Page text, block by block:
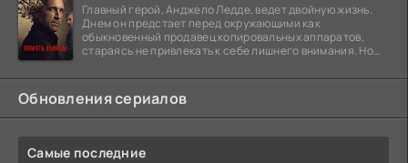
Главный герой, Анджело Ледде, ведет двойную жизнь.
Днем он предстает перед окружающими как
обыкновенный продавец копировальных аппаратов,
стараясь не привлекать к себе лишнего внимания. Но
Обновления сериалов
Самые последние